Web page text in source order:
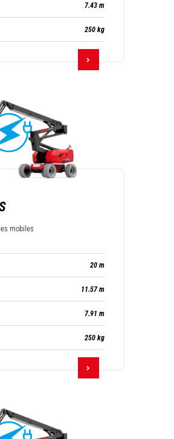
7.43 m
250 kg
mobiles
20 m
11.57 m
7.91 m
250 kg